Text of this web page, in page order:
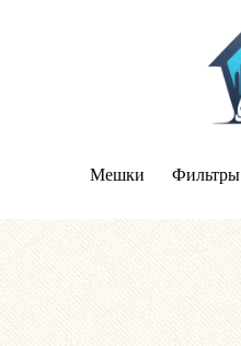
Мешки Фильтры